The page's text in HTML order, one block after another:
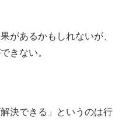
があるかもしれないが、
きない。
決できる」というのは行